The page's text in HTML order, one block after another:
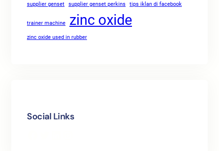
supplier genset
supplier genset perkins tips iklan di facebook
trainer machine zinc oxide
zinc oxide used in rubber
Social Links